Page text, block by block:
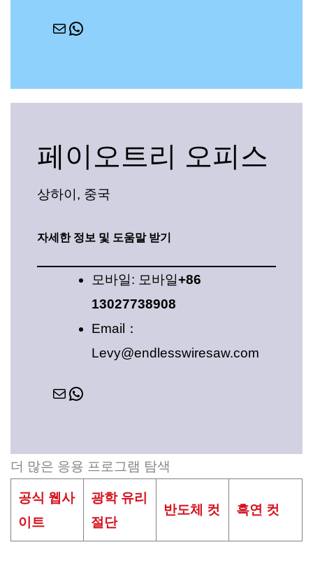
페이오트리 오피스
상하이, 중국
자세한 정보 및 도움말 받기
모바일: 모바일+86
13027738908
Email：
Levy@endlesswiresaw.com
더 많은 응용 프로그램 탐색
공식 웹사
이트
광학 유리
절단
반도체 컷 흑연 컷